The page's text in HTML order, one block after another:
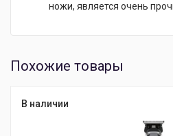
ножи, является очень
Похожие товары
В наличии